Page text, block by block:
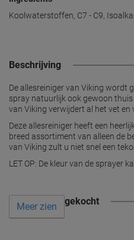
Koolwaterstoffen, C7 - C9,
Beschrijving
De allesreiniger van Viking wordt
spray natuurlijk ook gewoon
van Viking verwijdert al het vet en
Deze allesreiniger heeft een
breed assortiment van alleen de
van Viking zult u niet snel een
LET OP: De kleur van de sprayer
Vaak samen gekocht
Meer zien